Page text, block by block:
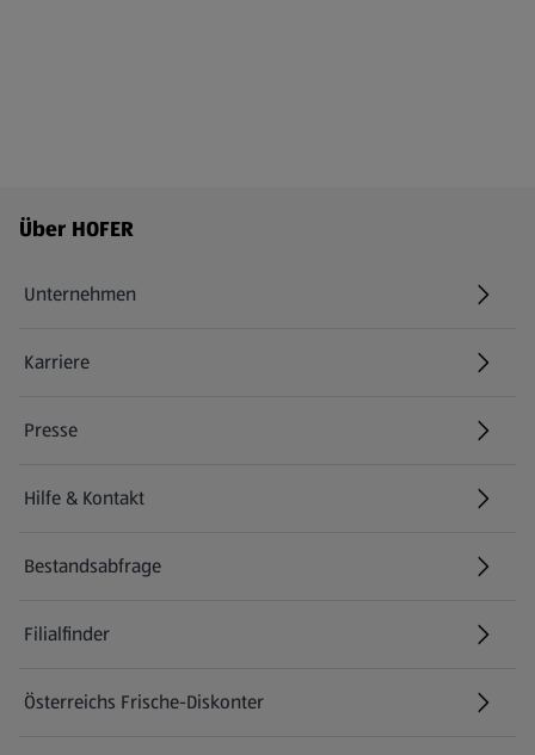
Fußzeilenmenü - weitere Links
Über HOFER
Unternehmen
Karriere
(öffnet in einem neuen Tab)
Presse
Hilfe & Kontakt
(öffnet in einem neuen Tab)
Bestandsabfrage
(öffnet in einem neuen Tab)
Filialfinder
Österreichs Frische-Diskonter